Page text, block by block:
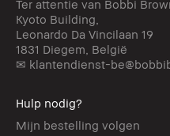
Ter attentie van Bobbi
Kyoto Building,
Leonardo Da Vincilaan 19
1831 Diegem, België
✉ klantendienst-
Hulp nodig?
Mijn bestelling volgen